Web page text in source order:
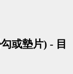
或墊片) - 目